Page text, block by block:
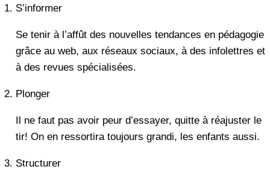
S’informer
Se tenir à l’affût des nouvelles tendances en pédagogie
grâce au web, aux réseaux sociaux, à des infolettres et
à des revues spécialisées.
Plonger
Il ne faut pas avoir peur d’essayer, quitte à réajuster le
tir! On en ressortira toujours grandi, les enfants aussi.
Structurer